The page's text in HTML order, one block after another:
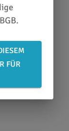
FÜR